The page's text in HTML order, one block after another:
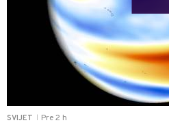
SVIJET Pre 2 h